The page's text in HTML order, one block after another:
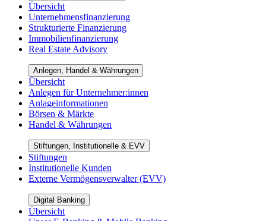
Übersicht
Unternehmensfinanzierung
Strukturierte Finanzierung
Immobilienfinanzierung
Real Estate Advisory
Anlegen, Handel & Währungen
Übersicht
Anlegen für Unternehmer:innen
Anlageinformationen
Börsen & Märkte
Handel & Währungen
Stiftungen, Institutionelle & EVV
Stiftungen
Institutionelle Kunden
Externe Vermögensverwalter (EVV)
Digital Banking
Übersicht